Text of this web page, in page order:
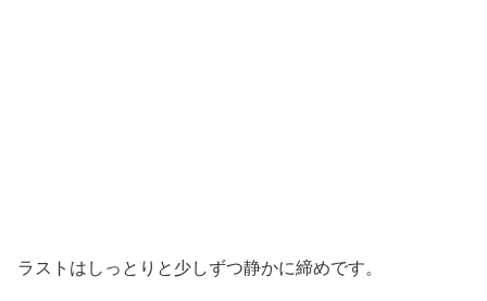
ラストはしっとりと少しずつ静かに締めです。